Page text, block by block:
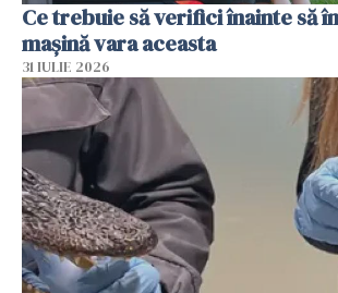
Ce trebuie să verifici înainte să
mașină vara aceasta
31 IULIE 2026